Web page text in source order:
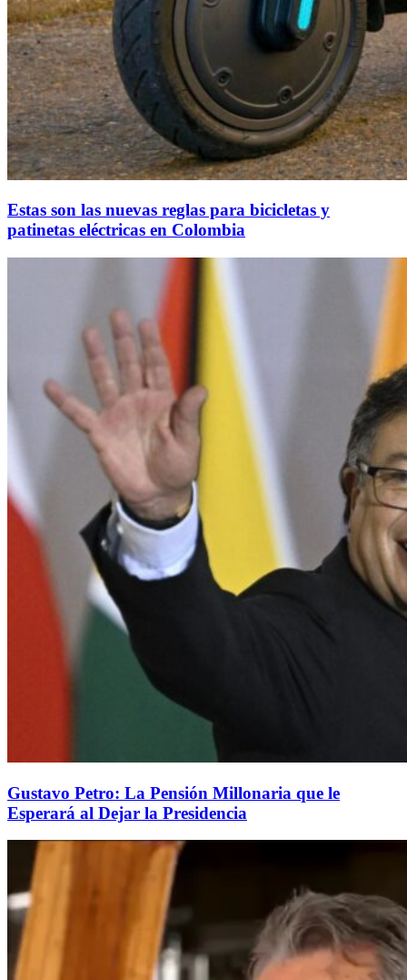
Estas son las nuevas reglas para bicicletas y
patinetas eléctricas en Colombia
Gustavo Petro: La Pensión Millonaria que le
Esperará al Dejar la Presidencia